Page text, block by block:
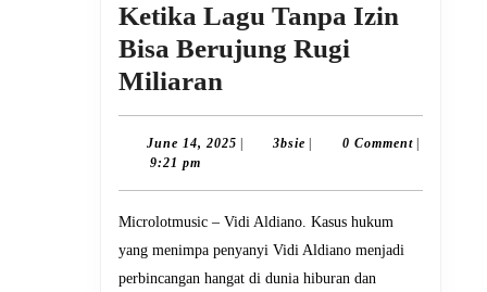
Ketika Lagu Tanpa Izin
Bisa Berujung Rugi
Miliaran
Vidi
Aldiano:
Lagu
Tanpa
Izin
June 14, 2025 June3bsie 3bsie0 Comment
9:21 pm
Microlotmusic – Vidi Aldiano. Kasus hukum
yang menimpa penyanyi Vidi Aldiano menjadi
perbincangan hangat di dunia hiburan dan